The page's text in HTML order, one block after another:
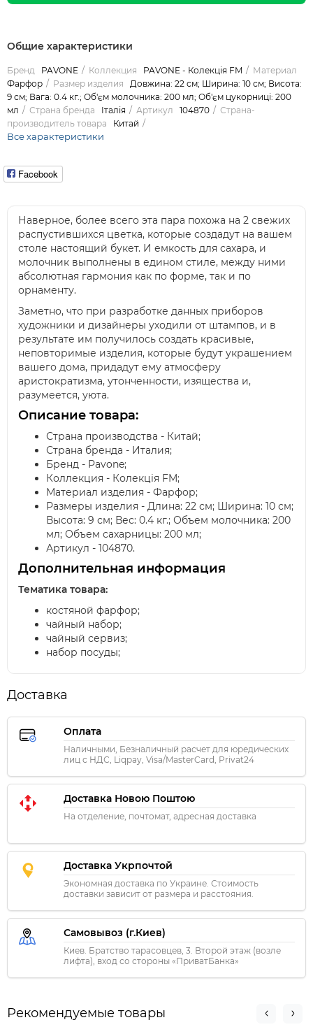
Общие характеристики
Бренд PAVONE Коллекция PAVONE - Колекція FM
Материал
Фарфор
Размер изделия
Довжина: 22 см; Ширина: 10 см; Висота:
9 см; Вага: 0.4 кг.; Об'єм молочника: 200 мл; Об'єм цукорниці: 200
мл
Страна бренда Італія Артикул 104870
Страна-
производитель товара
Китай
Все характеристики
Facebook
Наверное, более всего эта пара похожа на 2 свежих
распустившихся цветка, которые создадут на вашем
столе настоящий букет. И емкость для сахара, и
молочник выполнены в едином стиле, между ними
абсолютная гармония как по форме, так и по
орнаменту.
Заметно, что при разработке данных приборов
художники и дизайнеры уходили от штампов, и в
результате им получилось создать красивые,
неповторимые изделия, которые будут украшением
вашего дома, придадут ему атмосферу
аристократизма, утонченности, изящества и,
разумеется, уюта.
Описание товара:
Страна производства - Китай;
Страна бренда - Италия;
Бренд - Pavone;
Коллекция - Колекція FM;
Материал изделия - Фарфор;
Размеры изделия - Длина: 22 см; Ширина: 10 см;
Высота: 9 см; Вес: 0.4 кг.; Объем молочника: 200
мл; Объем сахарницы: 200 мл;
Артикул - 104870.
Дополнительная информация
Тематика товара:
костяной фарфор;
чайный набор;
чайный сервиз;
набор посуды;
Доставка
Оплата
Наличными, Безналичный расчет для юредических
лиц с НДС, Liqpay, Visa/MasterCard, Privat24
Доставка Новою Поштою
На отделение, почтомат, адресная доставка
Доставка Укрпочтой
Экономная доставка по Украине. Стоимость
доставки зависит от размера и расстояния.
Самовывоз (г.Киев)
Киев. Братство тарасовцев, 3. Второй этаж (возле
лифта), вход со стороны «ПриватБанка»
Рекомендуемые товары